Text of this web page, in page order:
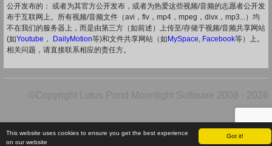
Got it!
This website uses cookies to ensure you get the best experience
on our website
公开发布的： 或者为其官方公开发布，或者为热爱这些视频/音频的志愿者公开发
布于互联网上。所有视频/音频文件（avi，flv，mp4，mpeg，divx，mp3...）均
不在我们的服务器上，而是由第三方（如前述）上传至/存储于视频/音频共享网站
(如Youtube ， DailyMotion等)和文件共享网站（如MySpace Facebook等）上。
相关问题，请直接联系相应的责任方。
©Copyright Lotus Pond Moonlight Software 2008 - 2026